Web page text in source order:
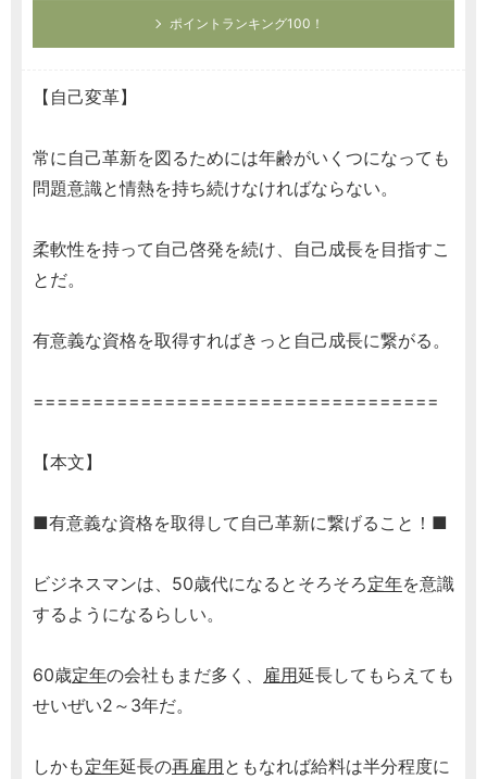
ポイントランキング100！
【自己変革】
常に自己革新を図るためには年齢がいくつになっても
問題意識と情熱を持ち続けなければならない。
柔軟性を持って自己啓発を続け、自己成長を目指すこ
とだ。
有意義な資格を取得すればきっと自己成長に繋がる。
==================================
【本文】
■有意義な資格を取得して自己革新に繋げること！■
ビジネスマンは、50歳代になるとそろそろ定年を意識
するようになるらしい。
60歳定年の会社もまだ多く、 雇用延長してもらえても
せいぜい2～3年だ。
しかも定年延長の再雇用ともなれば給料は半分程度に